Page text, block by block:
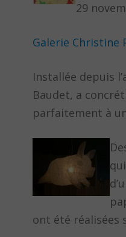
29
Galerie Christine
Installée depuis
Baudet, a
parfaitement à
ont été réalisées